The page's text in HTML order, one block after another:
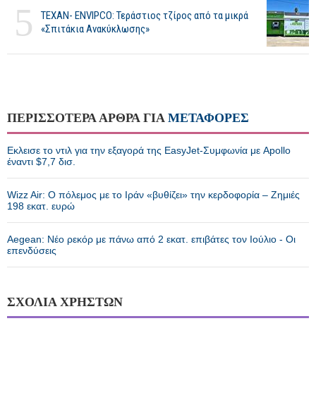
5
ΤΕΧΑΝ- ENVIPCO: Τεράστιος τζίρος από τα μικρά
«Σπιτάκια Ανακύκλωσης»
ΠΕΡΙΣΣΟΤΕΡΑ ΑΡΘΡΑ ΓΙΑ ΜΕΤΑΦΟΡΕΣ
Εκλεισε το ντιλ για την εξαγορά της EasyJet-Συμφωνία με Apollo
έναντι $7,7 δισ.
Wizz Air: Ο πόλεμος με το Ιράν «βυθίζει» την κερδοφορία – Ζημιές
198 εκατ. ευρώ
Aegean: Νέο ρεκόρ με πάνω από 2 εκατ. επιβάτες τον Ιούλιο - Οι
επενδύσεις
ΣΧΟΛΙΑ ΧΡΗΣΤΩΝ